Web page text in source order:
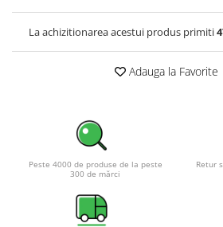
Sisteme fotovoltaice complete
Sisteme fotovoltaice de putere
mica (rulota/caravan/case de
Sisteme fotovoltaice profesionale
Statii de incarcare vehicule
Statii de incarcare
Prize de incarcare vehicule
La achizitionarea acestui produs primiti
Adauga la Favorite
Peste 4000 de produse de la peste
300 de mărci
Retur